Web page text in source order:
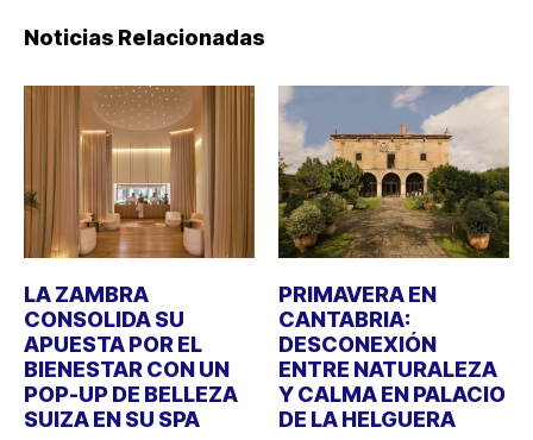
Noticias Relacionadas
LA ZAMBRA
CONSOLIDA SU
APUESTA POR EL
BIENESTAR CON UN
POP-UP DE BELLEZA
SUIZA EN SU SPA
PRIMAVERA EN
CANTABRIA:
DESCONEXIÓN
ENTRE NATURALEZA
Y CALMA EN PALACIO
DE LA HELGUERA